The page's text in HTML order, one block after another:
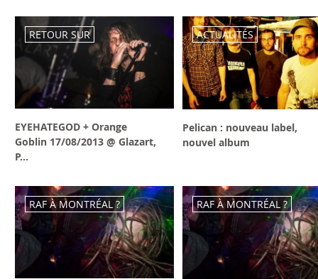
RETOUR SUR
EYEHATEGOD + Orange
Goblin 17/08/2013 @ Glazart,
P...
ACTUALITÉS
Pelican : nouveau label,
nouvel album
RAF À MONTRÉAL ? RAF À MONTRÉAL ?